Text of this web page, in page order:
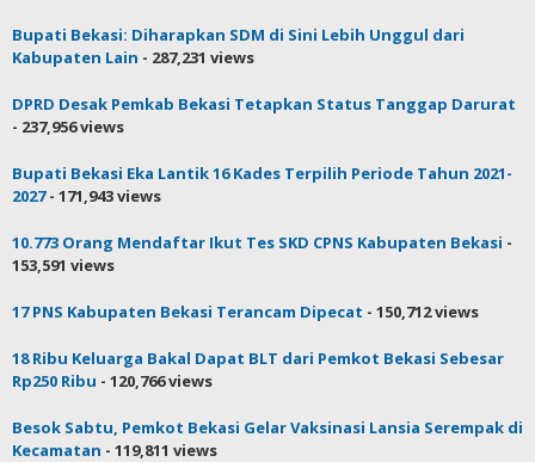
Bupati Bekasi: Diharapkan SDM di Sini Lebih Unggul dari
Kabupaten Lain - 287,231 views
DPRD Desak Pemkab Bekasi Tetapkan Status Tanggap Darurat
- 237,956 views
Bupati Bekasi Eka Lantik 16 Kades Terpilih Periode Tahun 2021-
2027- 171,943 views
10.773 Orang Mendaftar Ikut Tes SKD CPNS Kabupaten Bekasi -
153,591 views
17 PNS Kabupaten Bekasi Terancam Dipecat - 150,712 views
18 Ribu Keluarga Bakal Dapat BLT dari Pemkot Bekasi Sebesar
Rp250 Ribu - 120,766 views
Besok Sabtu, Pemkot Bekasi Gelar Vaksinasi Lansia Serempak di
Kecamatan - 119,811 views